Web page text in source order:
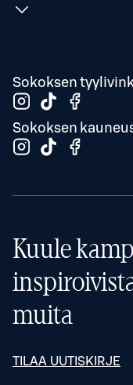
Sokoksen
Sokoksen
Kuule
muita
TILAA UUTISKIRJE